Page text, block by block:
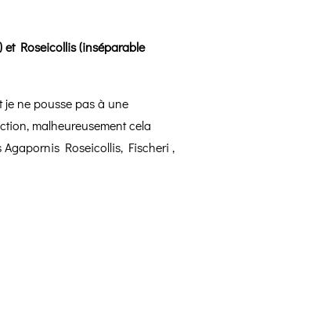
et Roseicollis (inséparable
je ne pousse pas à une
malheureusement cela
Roseicollis, Fischeri ,